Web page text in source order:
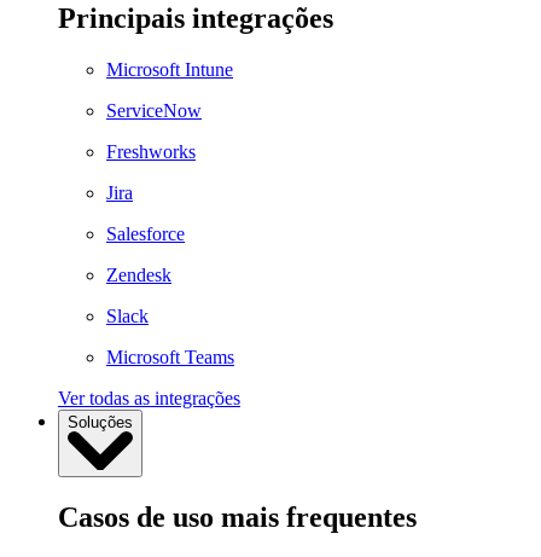
Principais integrações
Microsoft Intune
ServiceNow
Freshworks
Jira
Salesforce
Zendesk
Slack
Microsoft Teams
Ver todas as integrações
Soluções
Casos de uso mais frequentes